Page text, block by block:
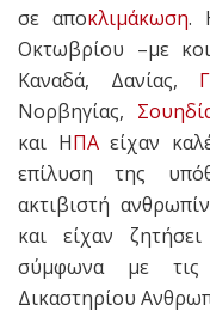
σε αποκλιμάκωση.
Οκτωβρίου –με
Καναδά, Δανίας,
Νορβηγίας,
και ΗΠΑείχαν
επίλυση της
ακτιβιστή
και είχαν
σύμφωνα με τις
Δικαστηρίου